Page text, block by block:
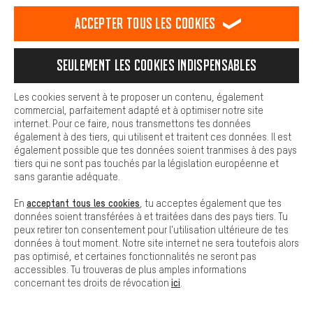
ACHAT SÉCURISÉ
PAIEMENT SÉCURISÉ
Nous pouvons ainsi mettre à ta disposition d'autres contenus et
informations utiles. De plus, tu as la possibilité d'utiliser des
facilement les bons produits. Par exemple, nous proposons une
facilement aux questions.
Cookies de base
Les cookies de base garantissent que tu puisses utiliser les
fonctions de notre site web.
Accepter tous les cookies
Seulement les cookies indispensables
Les cookies servent à te proposer un contenu, également
commercial, parfaitement adapté et à optimiser notre site
internet. Pour ce faire, nous transmettons tes données
également à des tiers, qui utilisent et traitent ces données. Il est
également possible que tes données soient tranmises à des pays
tiers qui ne sont pas touchés par la législation européenne et
sans garantie adéquate.
En acceptant tous les cookies , tu acceptes également que tes
données soient transférées à et traitées dans des pays tiers. Tu
peux retirer ton consentement pour l'utilisation ultérieure de tes
données à tout moment. Notre site internet ne sera toutefois alors
pas optimisé, et certaines fonctionnalités ne seront pas
accessibles. Tu trouveras de plus amples informations
concernant tes droits de révocation ici